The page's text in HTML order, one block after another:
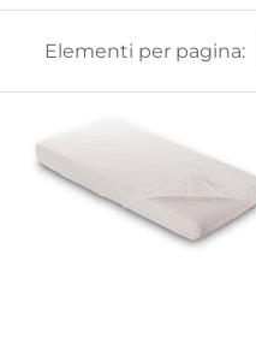
Elementi per pagina: